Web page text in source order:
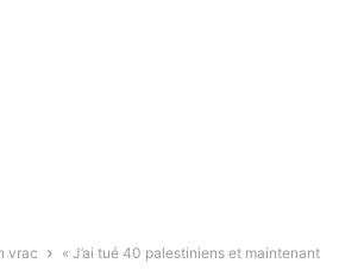
vrac
« J’ai tué 40 palestiniens et maintenant